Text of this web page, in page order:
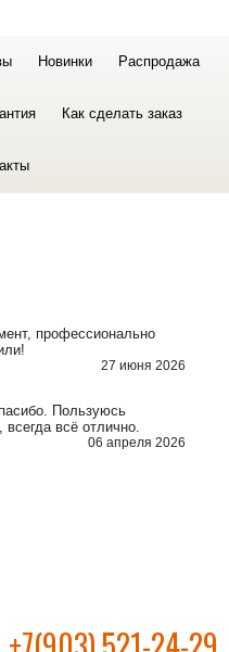
Новинки Распродажа
Как сделать заказ
профессионально
27 июня 2026
Пользуюсь
всегда всё отлично.
06 апреля 2026